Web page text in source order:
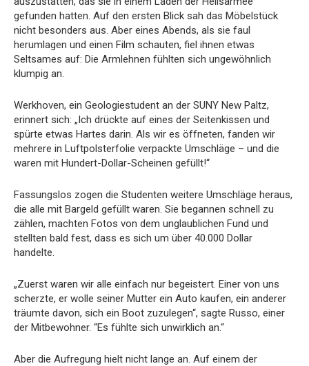
gefunden hatten. Auf den ersten Blick sah das Möbelstück
nicht besonders aus. Aber eines Abends, als sie faul
herumlagen und einen Film schauten, fiel ihnen etwas
Seltsames auf: Die Armlehnen fühlten sich ungewöhnlich
klumpig an.
Werkhoven, ein Geologiestudent an der SUNY New Paltz,
erinnert sich: „Ich drückte auf eines der Seitenkissen und
spürte etwas Hartes darin. Als wir es öffneten, fanden wir
mehrere in Luftpolsterfolie verpackte Umschläge – und die
waren mit Hundert-Dollar-Scheinen gefüllt!“
Fassungslos zogen die Studenten weitere Umschläge heraus,
die alle mit Bargeld gefüllt waren. Sie begannen schnell zu
zählen, machten Fotos von dem unglaublichen Fund und
stellten bald fest, dass es sich um über 40.000 Dollar
handelte.
„Zuerst waren wir alle einfach nur begeistert. Einer von uns
scherzte, er wolle seiner Mutter ein Auto kaufen, ein anderer
träumte davon, sich ein Boot zuzulegen“, sagte Russo, einer
der Mitbewohner. “Es fühlte sich unwirklich an.“
Aber die Aufregung hielt nicht lange an. Auf einem der